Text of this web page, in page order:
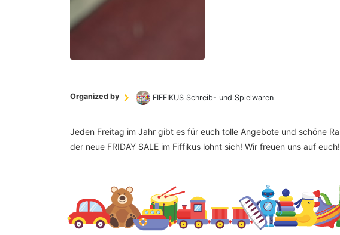
Organized by FIFFIKUS Schreib- und Spielwaren
Jeden Freitag im Jahr gibt es für euch tolle Angebote und schöne
der neue FRIDAY SALE im Fiffikus lohnt sich! Wir freuen uns auf euch!